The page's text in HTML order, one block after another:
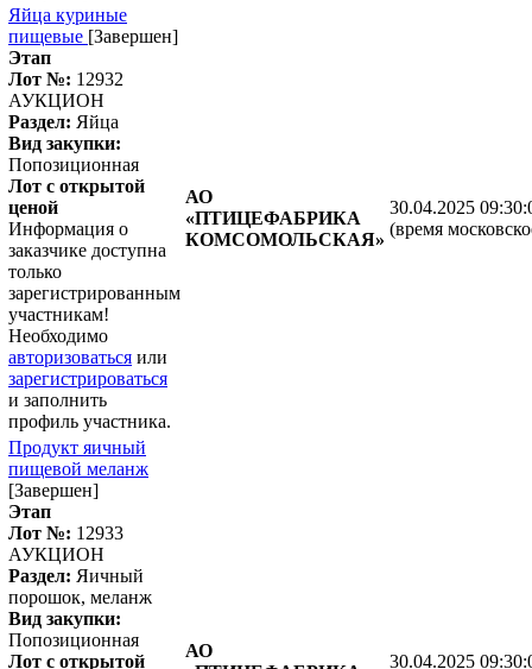
Яйца куриные
пищевые [Завершен]
Этап
Лот №: 12932
АУКЦИОН
Раздел: Яйца
Вид закупки:
Попозиционная
Лот с открытой
ценой
Информация о
заказчике доступна
только
зарегистрированным
участникам!
Необходимо
авторизоваться или
зарегистрироваться
и заполнить
профиль участника.
АО
«ПТИЦЕФАБРИКА
КОМСОМОЛЬСКАЯ»
30.04.2025
(время
Продукт яичный
пищевой меланж
[Завершен]
Этап
Лот №: 12933
АУКЦИОН
Раздел: Яичный
порошок, меланж
Вид закупки:
Попозиционная
Лот с открытой
АО
30.04.2025